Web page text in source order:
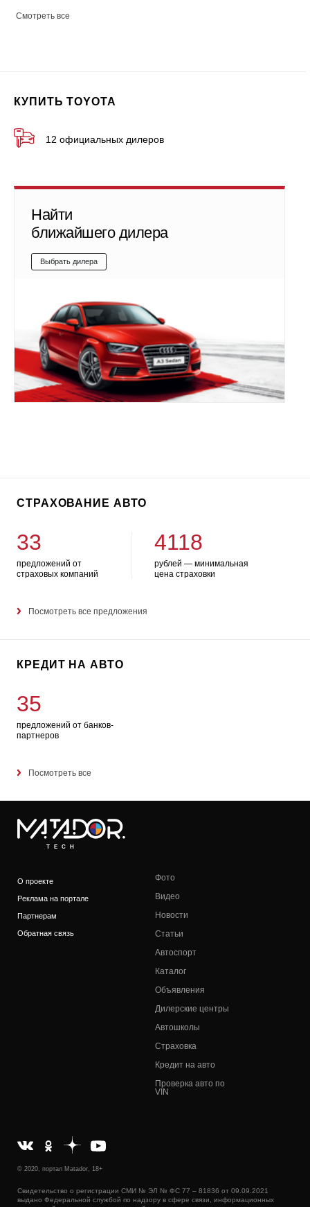
Смотреть все
КУПИТЬ TOYOTA
12 официальных дилеров
Найти
ближайшего дилера
Выбрать дилера
СТРАХОВАНИЕ АВТО
33
предложений от
страховых компаний
4118
рублей — минимальная
цена страховки
Посмотреть все предложения
КРЕДИТ НА АВТО
35
предложений от банков-
партнеров
Посмотреть все
TECH
О проекте
Реклама на портале
Партнерам
Обратная связь
Фото
Видео
Новости
Статьи
Автоспорт
Каталог
Объявления
Дилерские центры
Автошколы
Страховка
Кредит на авто
Проверка авто по
VIN
© 2020, портал Matador, 18+
Свидетельство о регистрации СМИ № ЭЛ № ФС 77 – 81836 от 09.09.2021
выдано Федеральной службой по надзору в сфере связи, информационных